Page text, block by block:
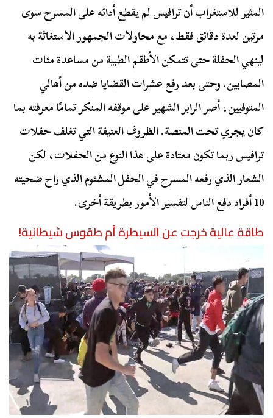
المثير للاستغراب أن ترافيس لم يقطع أدائه على المسرح سوى
مرتين لعدة دقائق فقط، مع محاولات الجمهور الاستغاثة به
لينهي الحفلة حتى تتمكن الأطقم الطبية من مساعدة مئات
المصابين. وحتى بعد رفع عشرات القضايا ضده من أهالي
المتوفيين، أصر الرابر الشهير على موقفه المنكر تمامًا معرفته بما
كان يجري تحت المنصة. الظروف العنيفة التي تغلف حفلات
ترافيس ربما تكون معتادة على هذا النوع من الحفلات، لكن
الشعار الذي رفعه المسرح في الحفل المشئوم الذي راح ضحيته
10 أفراد دفع الناس لتفسير الأمور بطريقة أخرى.
طاقة عالية خرجت عن السيطرة أم طقوس شيطانية!